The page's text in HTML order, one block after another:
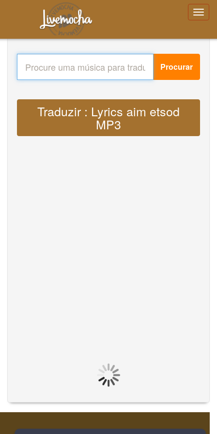
Procurar
Traduzir : Lyrics aim etsod
MP3